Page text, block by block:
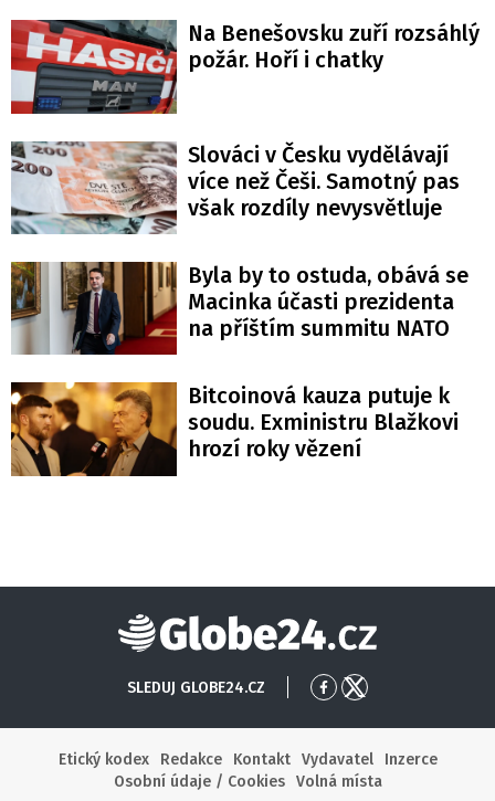
Na Benešovsku zuří rozsáhlý
požár. Hoří i chatky
Slováci v Česku vydělávají
více než Češi. Samotný pas
však rozdíly nevysvětluje
Byla by to ostuda, obává se
Macinka účasti prezidenta
na příštím summitu NATO
Bitcoinová kauza putuje k
soudu. Exministru Blažkovi
hrozí roky vězení
Globe24
SLEDUJ GLOBE24.CZ
Přejít
Facebook
Přejít
X
Etický kodex
Redakce Kontakt Vydavatel
Inzerce
Osobní údaje / Cookies
Volná místa